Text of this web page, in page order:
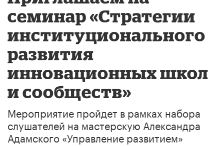
семинар «Стратегии
институционального
развития
инновационных школ
и сообществ»
Мероприятие пройдет в рамках набора
слушателей на мастерскую Александра
Адамского «Управление развитием»